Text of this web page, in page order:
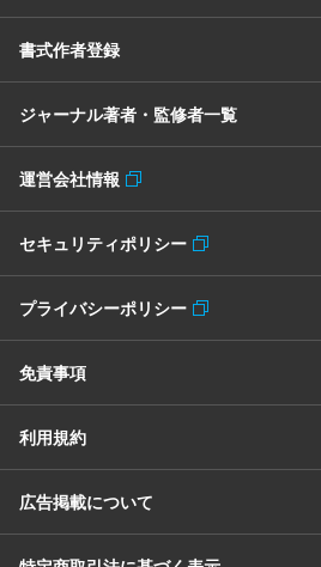
書式作者登録
ジャーナル著者・監修者一覧
運営会社情報
セキュリティポリシー
プライバシーポリシー
免責事項
利用規約
広告掲載について